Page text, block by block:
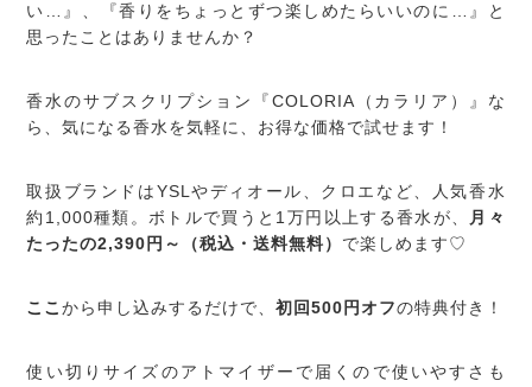
い…』、『香りをちょっとずつ楽しめたらいいのに…』と
思ったことはありませんか？
香水のサブスクリプション『COLORIA（カラリア）』な
ら、気になる香水を気軽に、お得な価格で試せます！
取扱ブランドはYSLやディオール、クロエなど、人気香水
約1,000種類。ボトルで買うと1万円以上する香水が、
月々
たったの2,390円～（税込・送料無料） で楽しめます♡
ここから申し込みするだけで、初回500円オフの特典付き！
使い切りサイズのアトマイザーで届くので使いやすさも